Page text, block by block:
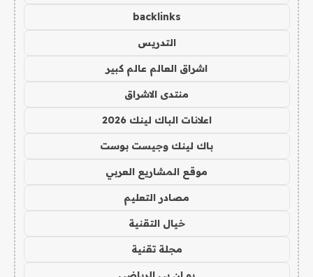
backlinks
التدريس
اشراق العالم عالم كبير
منتدى الاشراق
اعلانات الباك لينك 2026
باك لينك وجيست بوست
موقع المشاريع العربي
مصادر التعليم
خيال التقنية
مجلة تقنية